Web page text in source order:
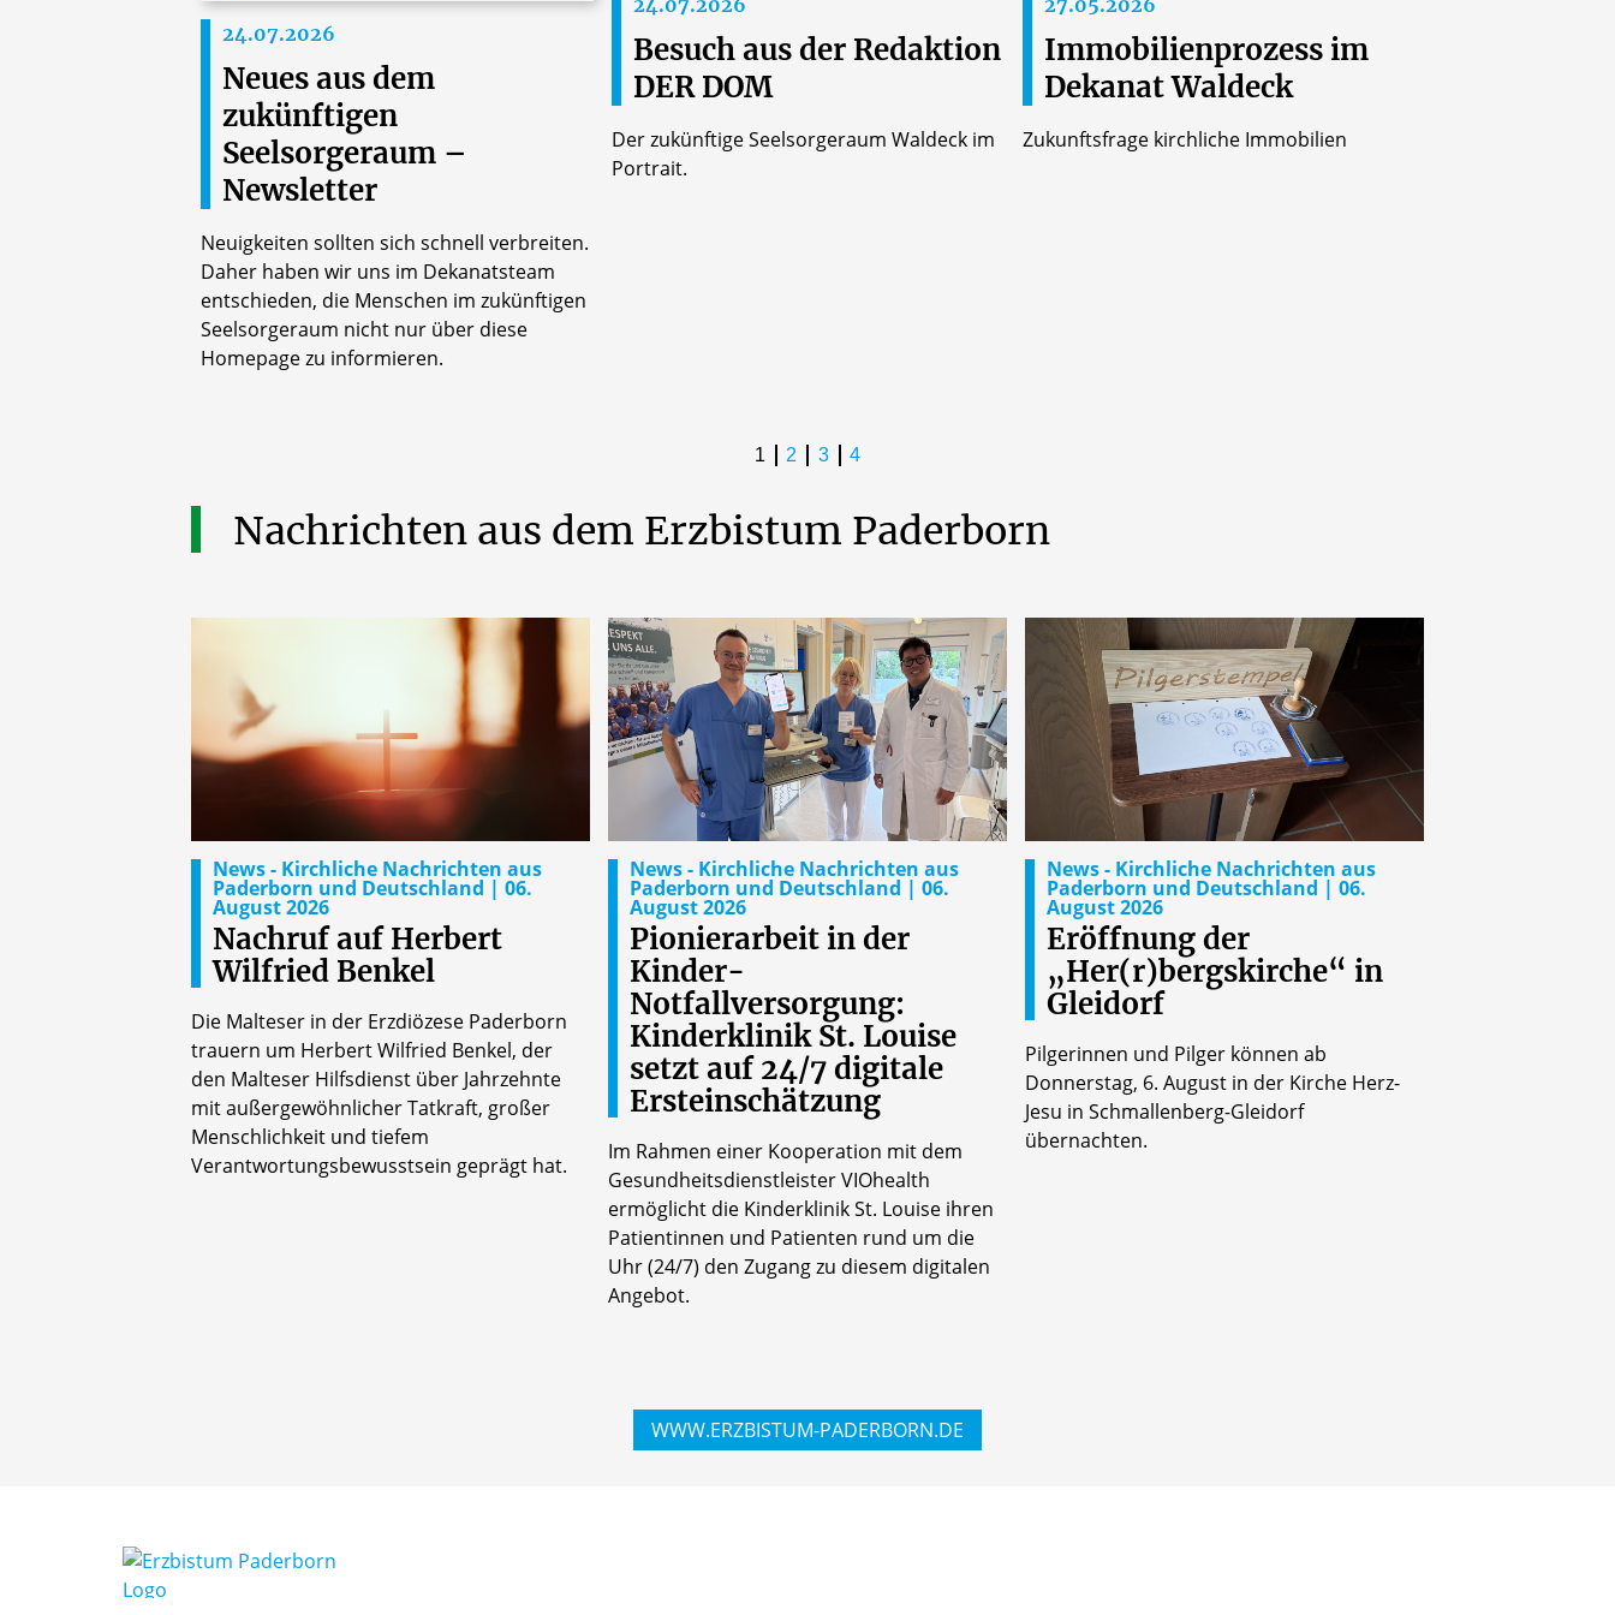
24.07.2026
Neues aus dem
zukünftigen
Seelsorgeraum –
Newsletter
Neuigkeiten sollten sich schnell verbreiten.
Daher haben wir uns im Dekanatsteam
entschieden, die Menschen im zukünftigen
Seelsorgeraum nicht nur über diese
Homepage zu informieren.
24.07.2026
Besuch aus der Redaktion
DER DOM
Der zukünftige Seelsorgeraum Waldeck im
Portrait.
27.05.2026
Immobilienprozess im
Dekanat Waldeck
Zukunftsfrage kirchliche Immobilien
1 2 3 4
Nachrichten aus dem Erzbistum Paderborn
News - Kirchliche Nachrichten aus
Paderborn und Deutschland | 06.
August 2026
Nachruf auf Herbert
Wilfried Benkel
Die Malteser in der Erzdiözese Paderborn
trauern um Herbert Wilfried Benkel, der
den Malteser Hilfsdienst über Jahrzehnte
mit außergewöhnlicher Tatkraft, großer
Menschlichkeit und tiefem
Verantwortungsbewusstsein geprägt hat.
News - Kirchliche Nachrichten aus
Paderborn und Deutschland | 06.
August 2026
Pionierarbeit in der
Kinder-
Notfallversorgung:
Kinderklinik St. Louise
setzt auf 24/7 digitale
Ersteinschätzung
Im Rahmen einer Kooperation mit dem
Gesundheitsdienstleister VIOhealth
ermöglicht die Kinderklinik St. Louise ihren
Patientinnen und Patienten rund um die
Uhr (24/7) den Zugang zu diesem digitalen
Angebot.
News - Kirchliche Nachrichten aus
Paderborn und Deutschland | 06.
August 2026
Eröffnung der
„Her(r)bergskirche“ in
Gleidorf
Pilgerinnen und Pilger können ab
Donnerstag, 6. August in der Kirche Herz-
Jesu in Schmallenberg-Gleidorf
übernachten.
WWW.ERZBISTUM-PADERBORN.DE